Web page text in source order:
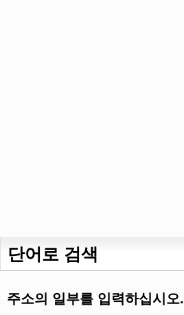
단어로 검색
주소의 일부를 입력하십시오.